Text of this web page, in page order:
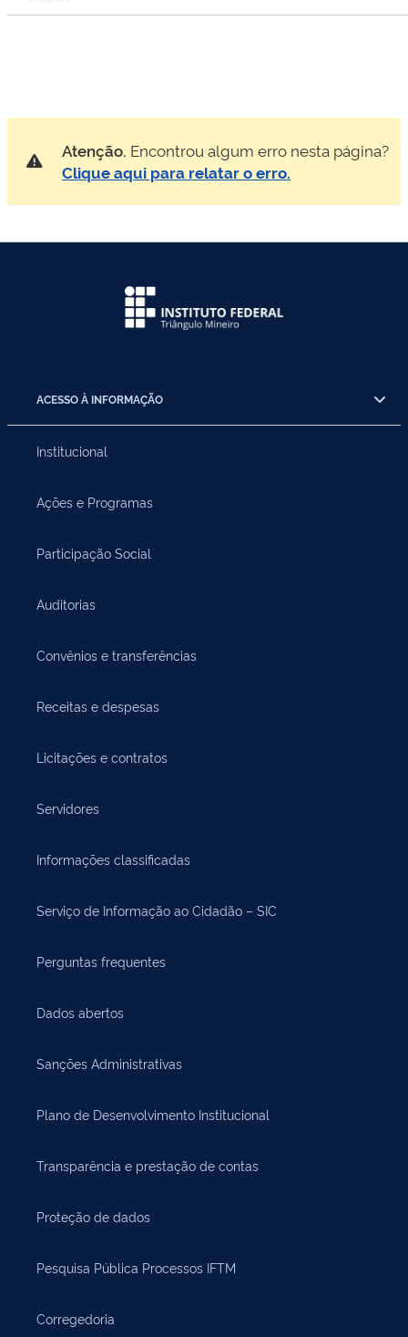
Atenção. Encontrou algum erro nesta página?
Clique aqui para relatar o erro.
ACESSO À INFORMAÇÃO
Institucional
Ações e Programas
Participação Social
Auditorias
Convênios e transferências
Receitas e despesas
Licitações e contratos
Servidores
Informações classificadas
Serviço de Informação ao Cidadão – SIC
Perguntas frequentes
Dados abertos
Sanções Administrativas
Plano de Desenvolvimento Institucional
Transparência e prestação de contas
Proteção de dados
Pesquisa Pública Processos IFTM
Corregedoria